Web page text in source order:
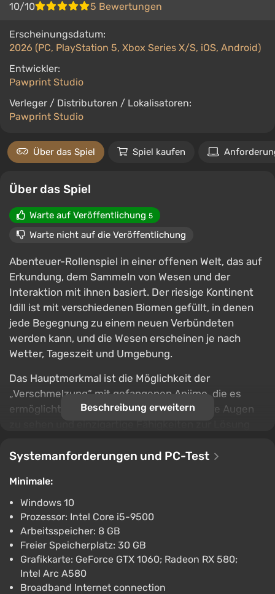
10/10
5 Bewertungen
Erscheinungsdatum:
2026 (PC, PlayStation 5, Xbox Series X/S, iOS, Android)
Entwickler:
Pawprint Studio
Verleger / Distributoren / Lokalisatoren:
Pawprint Studio
Über das Spiel Spiel kaufen
Über das Spiel
Warte auf Veröffentlichung 5
Warte nicht auf die Veröffentlichung
Abenteuer-Rollenspiel in einer offenen Welt, das auf
Erkundung, dem Sammeln von Wesen und der
Interaktion mit ihnen basiert. Der riesige Kontinent
Idill ist mit verschiedenen Biomen gefüllt, in denen
jede Begegnung zu einem neuen Verbündeten
werden kann, und die Wesen erscheinen je nach
Wetter, Tageszeit und Umgebung.
Das Hauptmerkmal ist die Möglichkeit der
„Verschmelzung“ mit gefangenen Aniimo, die es
ermöglicht, die Welt buchstäblich durch ihre Augen
nutzen. Nach und nach wächst die Sammlung, die
neuen Städten, einschließlich einer schwebenden
Metropole, in der Wettbewerbe und Begegnungen
mit anderen Abenteurern stattfinden.
Beschreibung erweitern
Systemanforderungen und PC-Test
Minimale:
Windows 10
Prozessor: Intel Core i5-9500
Arbeitsspeicher: 8 GB
Freier Speicherplatz: 30 GB
Grafikkarte: GeForce GTX 1060; Radeon RX 580;
Intel Arc A580
Broadband Internet connection